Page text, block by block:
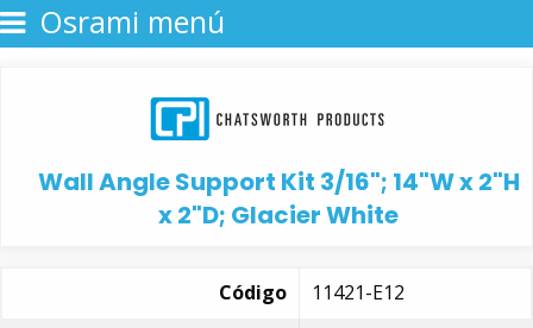
Osrami menú
Wall Angle Support Kit 3/16"; 14"W x 2"H
x 2"D; Glacier White
Código
11421-E12